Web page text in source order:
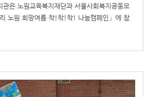
관은 노원교육복지재단과 서울사회복지공동모
노원 희망여름 착!착!착! 나눔캠페인」에 참